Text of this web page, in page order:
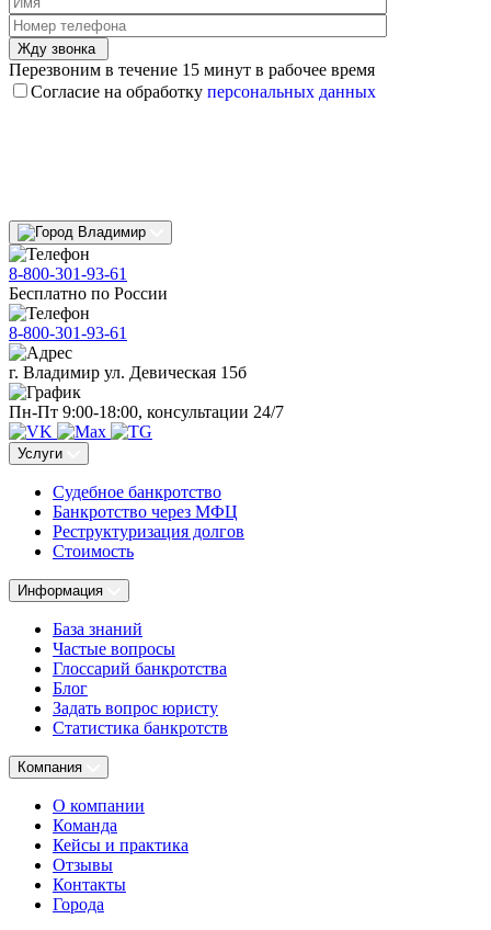
Жду звонка
Перезвоним в течение 15 минут в рабочее время
Согласие на обработку персональных данных
Владимир
8-800-301-93-61
Бесплатно по России
8-800-301-93-61
г. Владимир ул. Девическая 15б
Пн-Пт 9:00-18:00, консультации 24/7
Услуги
Судебное банкротство
Банкротство через МФЦ
Реструктуризация долгов
Стоимость
Информация
База знаний
Частые вопросы
Глоссарий банкротства
Блог
Задать вопрос юристу
Статистика банкротств
Компания
О компании
Команда
Кейсы и практика
Отзывы
Контакты
Города